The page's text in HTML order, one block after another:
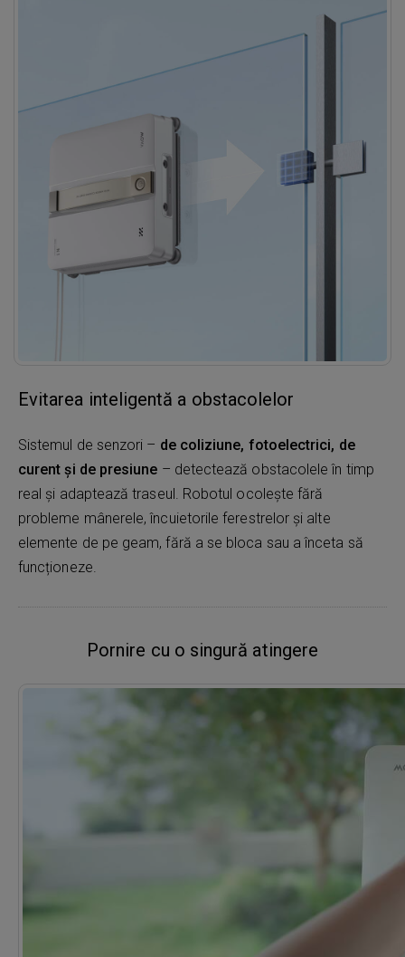
Evitarea inteligentă a obstacolelor
Sistemul de senzori – de coliziune, fotoelectrici, de
curent și de presiune – detectează obstacolele în timp
real și adaptează traseul. Robotul ocolește fără
probleme mânerele, încuietorile ferestrelor și alte
elemente de pe geam, fără a se bloca sau a înceta să
funcționeze.
Pornire cu o singură atingere